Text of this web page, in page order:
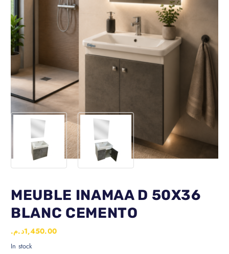
MEUBLE INAMAA D 50X36
BLANC CEMENTO
1,450.00د.م.
In stock